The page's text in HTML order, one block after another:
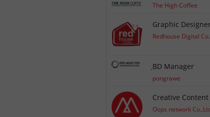
The High Coffee
Graphic
Redhouse Digital
ฺBD Manager
pongrawe
Creative
Oops network